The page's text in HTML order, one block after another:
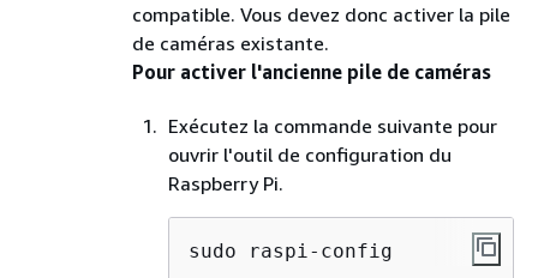
compatible. Vous devez donc activer la pile
de caméras existante.
Pour activer l'ancienne pile de caméras
Exécutez la commande suivante pour
ouvrir l'outil de configuration du
Raspberry Pi.
sudo raspi-config